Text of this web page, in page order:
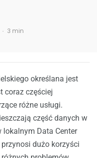
. 3 min
określana jest
coraz częściej
różne usługi.
część danych w
lokalnym Data Center
dużo korzyści